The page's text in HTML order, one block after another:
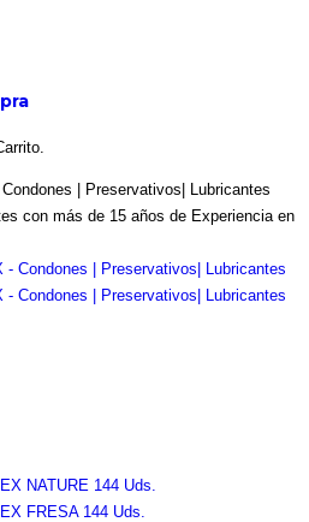
| Preservativos| Lubricantes
con más de 15 años de Experiencia en
NATURE 144 Uds.
FRESA 144 Uds.